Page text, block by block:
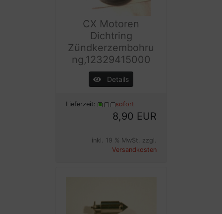
CX Motoren
Dichtring
Zündkerzembohru
ng,12329415000
Details
Lieferzeit: sofort
8,90 EUR
inkl. 19 % MwSt. zzgl.
Versandkosten